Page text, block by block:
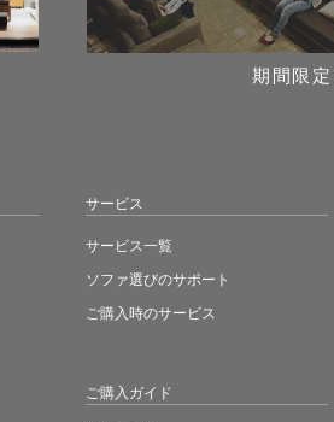
期間限
サービス
サービス一覧
ソファ選びのサポート
ご購入時のサービス
ご購入ガイド